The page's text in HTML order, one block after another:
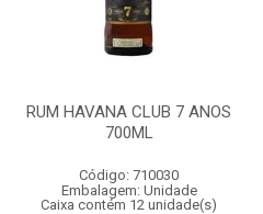
RUM HAVANA CLUB 7 ANOS
700ML
Código: 710030
Embalagem: Unidade
Caixa contém 12 unidade(s)